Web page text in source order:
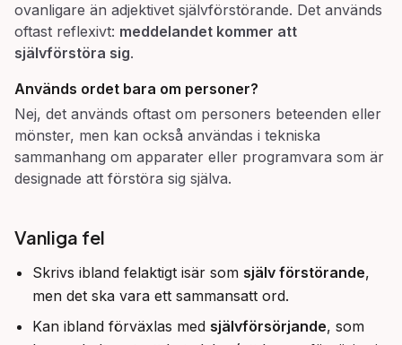
ovanligare än adjektivet självförstörande. Det används
oftast reflexivt: meddelandet kommer att
självförstöra sig.
Används ordet bara om personer?
Nej, det används oftast om personers beteenden eller
mönster, men kan också användas i tekniska
sammanhang om apparater eller programvara som är
designade att förstöra sig själva.
Vanliga fel
Skrivs ibland felaktigt isär som själv förstörande,
men det ska vara ett sammansatt ord.
Kan ibland förväxlas med självförsörjande, som